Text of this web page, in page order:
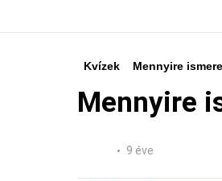
Kvízek Mennyire
Mennyire
9 éve